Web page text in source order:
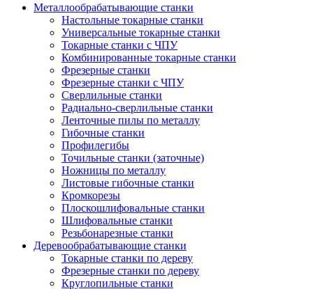
Металлообрабатывающие станки
Настольные токарные станки
Универсальные токарные станки
Токарные станки с ЧПУ
Комбинированные токарные станки
Фрезерные станки
Фрезерные станки с ЧПУ
Сверлильные станки
Радиально-сверлильные станки
Ленточные пилы по металлу
Гибочные станки
Профилегибы
Точильные станки (заточные)
Ножницы по металлу
Листовые гибочные станки
Кромкорезы
Плоскошлифовальные станки
Шлифовальные станки
Резьбонарезные станки
Деревообрабатывающие станки
Токарные станки по дереву
Фрезерные станки по дереву
Круглопильные станки